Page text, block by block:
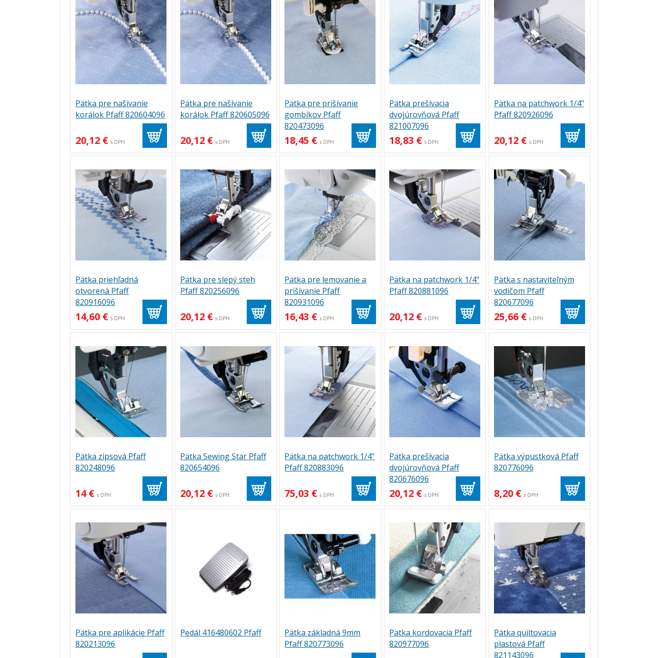
Pätka pre našívanie
korálok Pfaff 820604096
20,12 € s DPH
Pätka pre našívanie
korálok Pfaff 820605096
20,12 € s DPH
Pätka pre prišívanie
gombíkov Pfaff
820473096
18,45 € s DPH
Pätka prešívacia
dvojúrovňová Pfaff
821007096
18,83 € s DPH
Pätka na patchwork 1/4"
Pfaff 820926096
20,12 € s DPH
Pätka priehľadná
otvorená Pfaff
820916096
14,60 € s DPH
Pätka pre slepý steh
Pfaff 820256096
20,12 € s DPH
Pätka pre lemovanie a
prišívanie Pfaff
820931096
16,43 € s DPH
Pätka na patchwork 1/4"
Pfaff 820881096
20,12 € s DPH
Pätka s nastaviteľným
vodičom Pfaff
820677096
25,66 € s DPH
Pätka zipsová Pfaff
820248096
14 € s DPH
Pätka Sewing Star Pfaff
820654096
20,12 € s DPH
Pätka na patchwork 1/4"
Pfaff 820883096
75,03 € s DPH
Pätka prešívacia
dvojúrovňová Pfaff
820676096
20,12 € s DPH
Pätka výpustková Pfaff
820776096
8,20 € s DPH
Pätka pre aplikácie Pfaff
820213096
Pedál 416480602 Pfaff
Pätka základná 9mm
Pfaff 820773096
Pätka kordovacia Pfaff
820977096
Pätka quiltovacia
plastová Pfaff
821143096